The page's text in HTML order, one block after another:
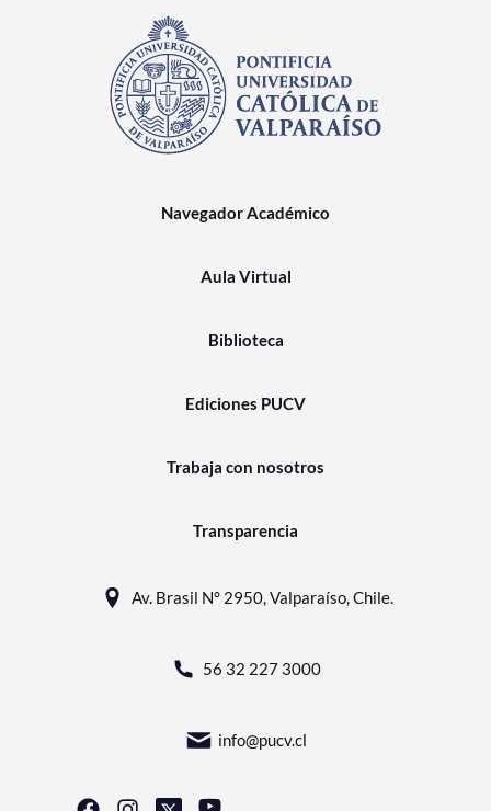
Navegador Académico
Aula Virtual
Biblioteca
Ediciones PUCV
Trabaja con nosotros
Transparencia
Av. Brasil N° 2950, Valparaíso, Chile.
56 32 227 3000
info@pucv.cl